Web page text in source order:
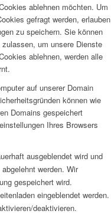
ablehnen möchten. Um
gefragt werden, erlauben
zu speichern. Sie können
um unsere Dienste
ablehnen, werden alle
auf unserer Domain
können wie
Domains gespeichert
Ihres Browsers
ausgeblendet wird und
werden. Wir
gespeichert wird.
eingeblendet werden.
deaktivieren.